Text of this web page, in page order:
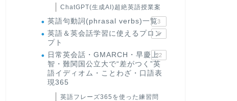
ChatGPT(生成AI)超絶英語授業案
英語句動詞(phrasal verbs)一覧3
英語＆英会話学習に使えるプロン
プト
6
日常英会話・GMARCH・早慶上
智・難関国公立大で“差がつく”英
語イディオム・ことわざ・口語表
現365
22
英語フレーズ365を使った練習問